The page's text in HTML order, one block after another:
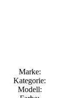
Marke:
Kategorie:
Modell: